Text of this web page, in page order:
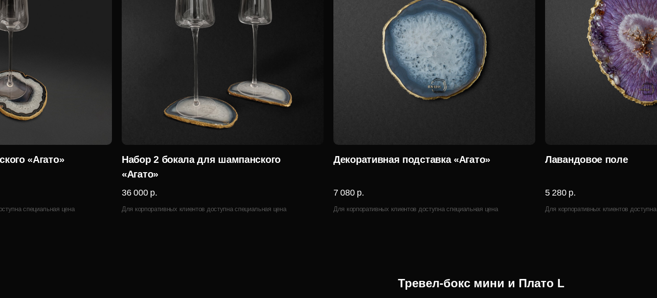
Лавандовое поле
Для корпоративных клиентов
5 280 р.
Декоративная подставка «Агато»
Для корпоративных клиентов доступна специальная цена
7 080 р.
Набор 2 бокала для шампанского
«Агато»
Для корпоративных клиентов доступна специальная цена
36 000 р.
«Агато»
специальная цена
Тревел-бокс мини и Плато L